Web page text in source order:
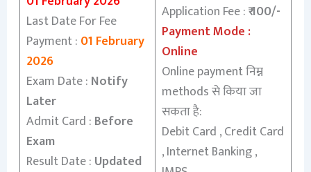
Last Date For Fee
Payment : 01 February
2026
Exam Date : Notify
Later
Admit Card : Before
Exam
Result Date : Updated
Application Fee :₹ 100/-
Payment Mode :
Online
Online payment निम्न
methods से किया जा
सकता है:
Debit Card , Credit Card
, Internet Banking ,